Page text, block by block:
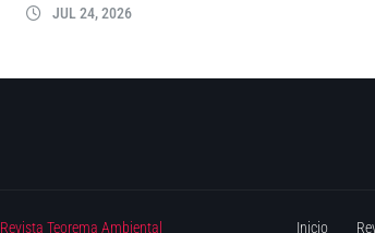
JUL 24, 2026
Revista Teorema Ambiental Inicio